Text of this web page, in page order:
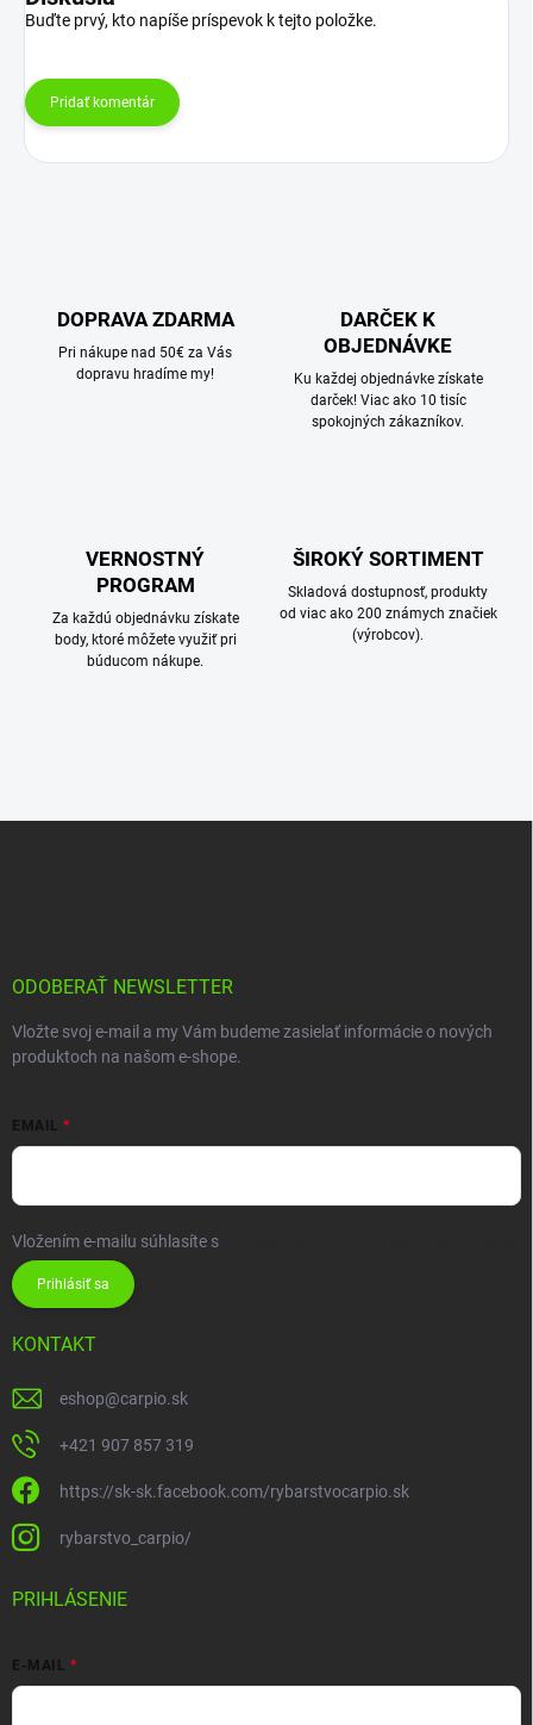
Buďte prvý, kto napíše príspevok k tejto položke.
Pridať komentár
DOPRAVA ZDARMA
Pri nákupe nad 50€ za Vás
dopravu hradíme my!
DARČEK K
OBJEDNÁVKE
Ku každej objednávke získate
darček! Viac ako 10 tisíc
spokojných zákazníkov.
VERNOSTNÝ
PROGRAM
Za každú objednávku získate
body, ktoré môžete využiť pri
búducom nákupe.
ŠIROKÝ SORTIMENT
Skladová dostupnosť, produkty
od viac ako 200 známych značiek
(výrobcov).
ODOBERAŤ NEWSLETTER
Vložte svoj e-mail a my Vám budeme zasielať informácie o nových
produktoch na našom e-shope.
EMAIL
Vložením e-mailu súhlasíte s
Prihlásiť sa
KONTAKT
eshop@carpio.sk
+421 907 857 319
https://sk-sk.facebook.com/rybarstvocarpio.sk
rybarstvo_carpio/
PRIHLÁSENIE
E-MAIL